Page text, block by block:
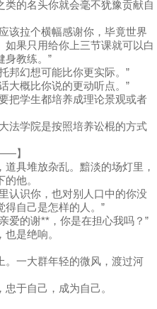
的名头你就会毫不犹豫贡献自
该拉个横幅感谢你，毕竟世界
如果只用给你上三节课就可以白
身教练。”
邦幻想可能比你更实际。”
大概比你说的更动听点。”
把学生都培养成理论景观或者
法学院是按照培养讼棍的方式
】
具堆放杂乱。黯淡的场灯里，
他。
认识你，也对别人口中的你没
自己是怎样的人。”
爱的谢**，你是在担心我吗？”
是绝响。
。一大群年轻的微风，渡过河
于自己，成为自己。